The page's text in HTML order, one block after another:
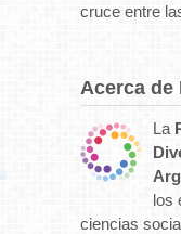
cruce entre
Acerca de
La
los
ciencias